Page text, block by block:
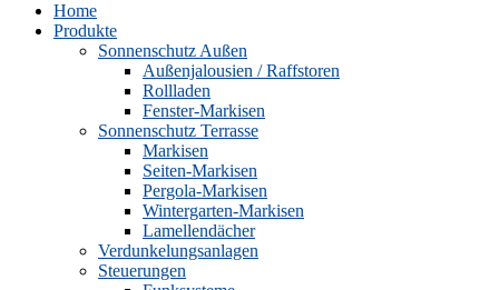
Home
Produkte
Sonnenschutz Außen
Außenjalousien / Raffstoren
Rollladen
Fenster-Markisen
Sonnenschutz Terrasse
Markisen
Seiten-Markisen
Pergola-Markisen
Wintergarten-Markisen
Lamellendächer
Verdunkelungsanlagen
Steuerungen